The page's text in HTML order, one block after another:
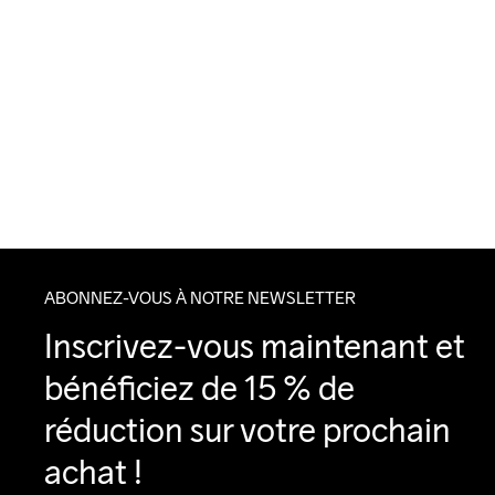
ABONNEZ-VOUS À NOTRE NEWSLETTER
Inscrivez-vous maintenant et
bénéficiez de 15 % de
réduction sur votre prochain
achat !